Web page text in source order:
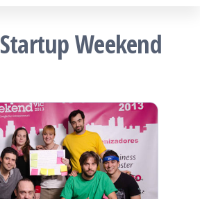
Startup Weekend